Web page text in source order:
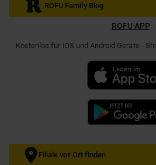
ROFU Family Blog
ROFU APP
Kostenlos für iOS und Android Geräte -
Filiale vor Ort finden